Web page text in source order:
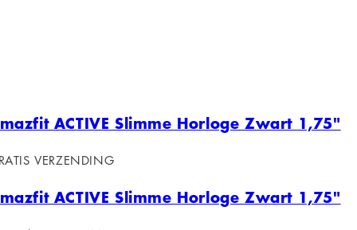
ACTIVE Slimme Horloge Zwart 1,75"
VERZENDING
ACTIVE Slimme Horloge Zwart 1,75"